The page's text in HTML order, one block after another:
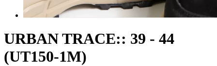
URBAN TRACE:: 39 - 44
(UT150-1M)